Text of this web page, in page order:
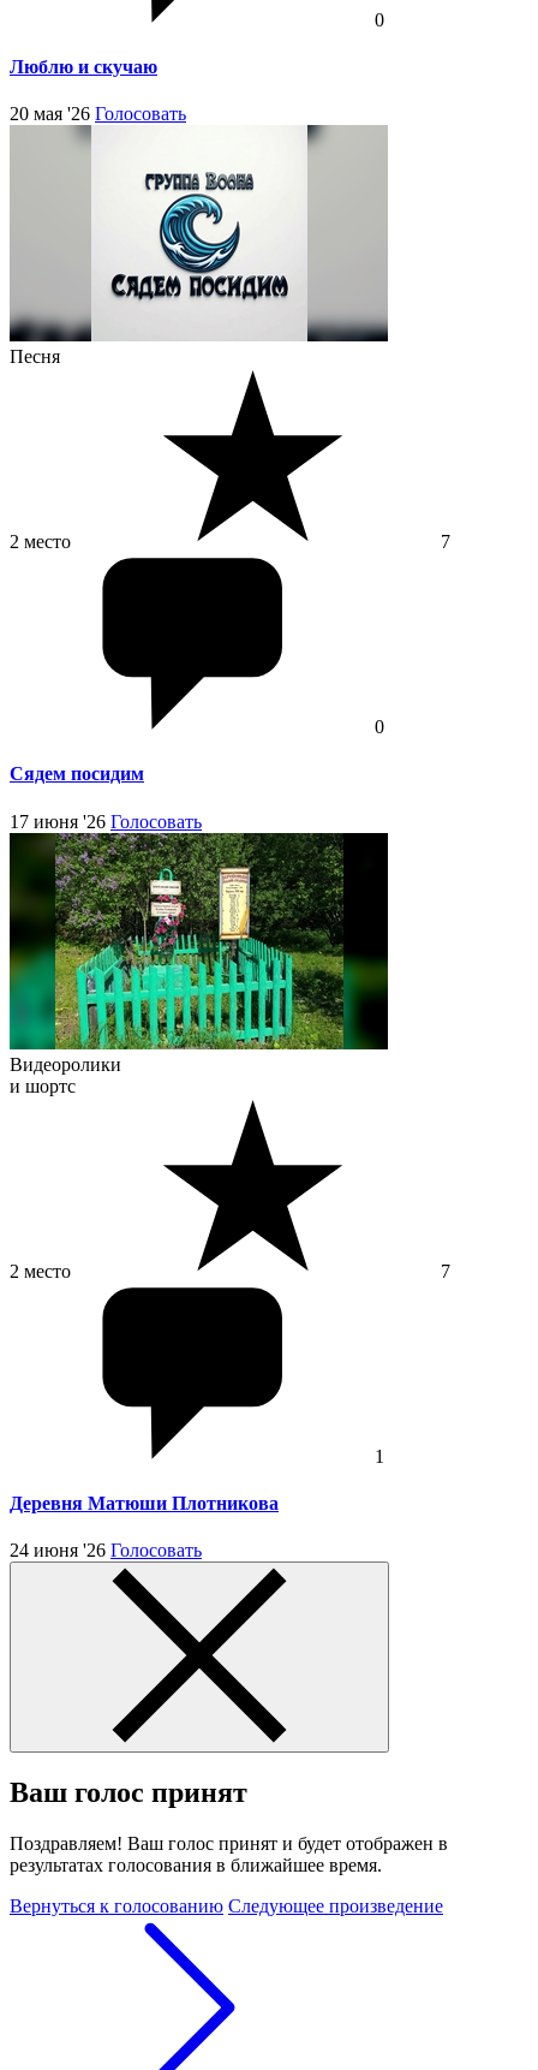
0
Люблю и скучаю
20 мая '26 Голосовать
Песня
2 место 7
0
Сядем посидим
17 июня '26 Голосовать
Видеоролики
и шортс
2 место 7
1
Деревня Матюши Плотникова
24 июня '26 Голосовать
Ваш голос принят
Поздравляем! Ваш голос принят и будет отображен в
результатах голосования в ближайшее время.
Вернуться к голосованию Следующее произведение